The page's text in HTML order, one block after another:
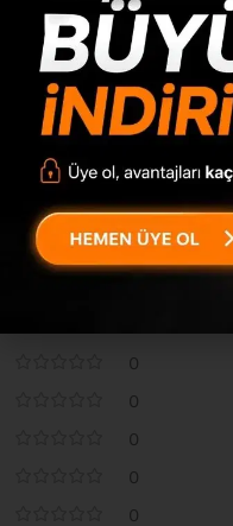
paketlenen ürünümüz,
şekilde
olarak gönderilmektedir
kolaylaştıran
Değerlendirmeler
0
0
0
0
0